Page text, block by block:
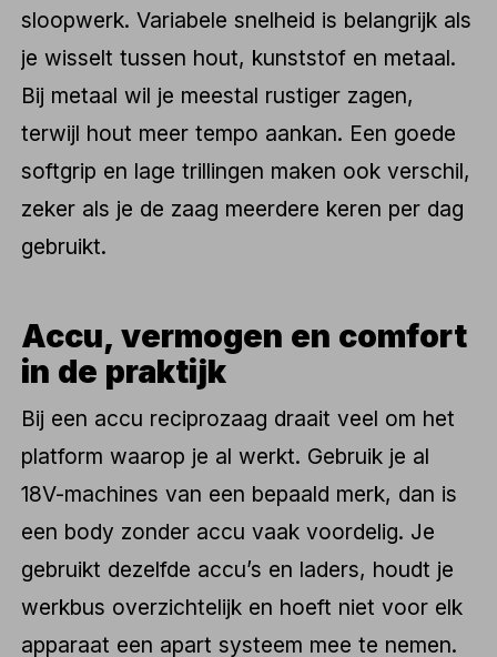
sloopwerk. Variabele snelheid is belangrijk als
je wisselt tussen hout, kunststof en metaal.
Bij metaal wil je meestal rustiger zagen,
terwijl hout meer tempo aankan. Een goede
softgrip en lage trillingen maken ook verschil,
zeker als je de zaag meerdere keren per dag
gebruikt.
Accu, vermogen en comfort
in de praktijk
Bij een accu reciprozaag draait veel om het
platform waarop je al werkt. Gebruik je al
18V-machines van een bepaald merk, dan is
een body zonder accu vaak voordelig. Je
gebruikt dezelfde accu’s en laders, houdt je
werkbus overzichtelijk en hoeft niet voor elk
apparaat een apart systeem mee te nemen.